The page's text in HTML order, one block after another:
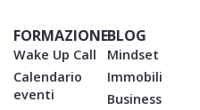
FORMAZIONE
Wake Up Call
Calendario
eventi
BLOG
Mindset
Immobili
Business